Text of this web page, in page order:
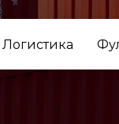
Логистика